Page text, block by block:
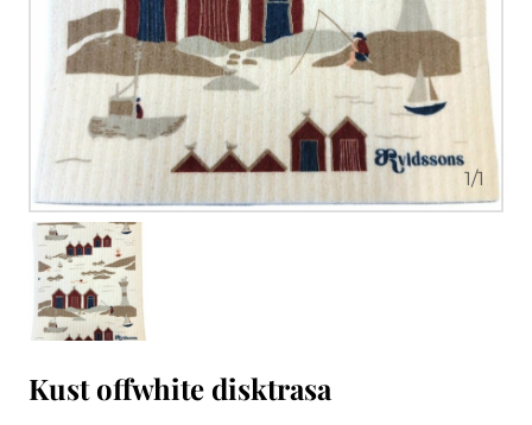
1/1
Kust offwhite disktrasa